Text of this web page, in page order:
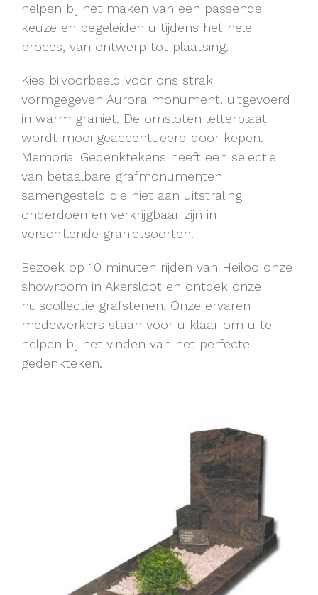
helpen bij het maken van een passende
keuze en begeleiden u tijdens het hele
proces, van ontwerp tot plaatsing.
Kies bijvoorbeeld voor ons strak
vormgegeven Aurora monument, uitgevoerd
in warm graniet. De omsloten letterplaat
wordt mooi geaccentueerd door kepen.
Memorial Gedenktekens heeft een selectie
van betaalbare grafmonumenten
samengesteld die niet aan uitstraling
onderdoen en verkrijgbaar zijn in
verschillende granietsoorten.
Bezoek op 10 minuten rijden van Heiloo onze
showroom in Akersloot en ontdek onze
huiscollectie grafstenen. Onze ervaren
medewerkers staan voor u klaar om u te
helpen bij het vinden van het perfecte
gedenkteken.